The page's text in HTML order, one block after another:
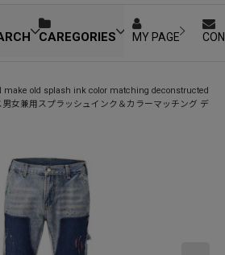
CAREGORIES MY PAGE
old splash ink color matching deconstructed
女兼用スプラッシュインク＆カラーマッチング デ